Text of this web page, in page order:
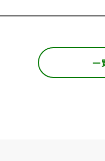
一